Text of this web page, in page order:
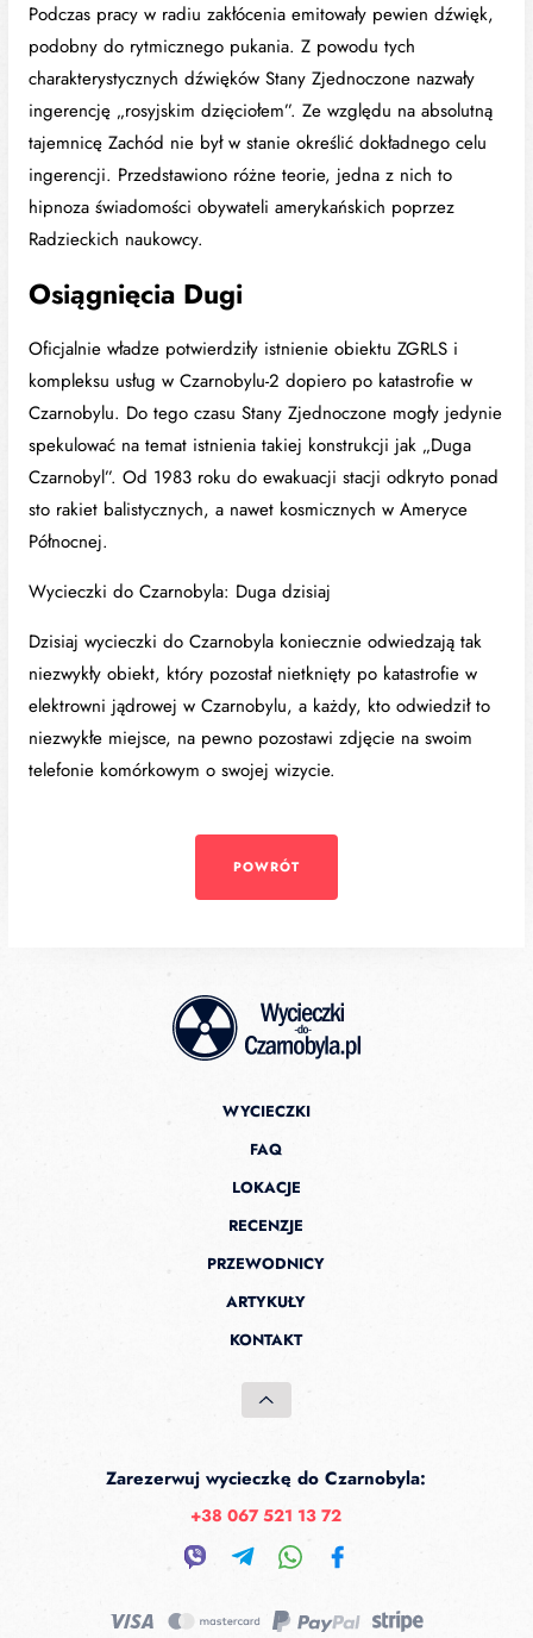
Podczas pracy w radiu zakłócenia emitowały pewien dźwięk,
podobny do rytmicznego pukania. Z powodu tych
charakterystycznych dźwięków Stany Zjednoczone nazwały
ingerencję „rosyjskim dzięciołem”. Ze względu na absolutną
tajemnicę Zachód nie był w stanie określić dokładnego celu
ingerencji. Przedstawiono różne teorie, jedna z nich to
hipnoza świadomości obywateli amerykańskich poprzez
Radzieckich naukowcy.
Osiągnięcia Dugi
Oficjalnie władze potwierdziły istnienie obiektu ZGRLS i
kompleksu usług w Czarnobylu-2 dopiero po katastrofie w
Czarnobylu. Do tego czasu Stany Zjednoczone mogły jedynie
spekulować na temat istnienia takiej konstrukcji jak „Duga
Czarnobyl”. Od 1983 roku do ewakuacji stacji odkryto ponad
sto rakiet balistycznych, a nawet kosmicznych w Ameryce
Północnej.
Wycieczki do Czarnobyla: Duga dzisiaj
Dzisiaj wycieczki do Czarnobyla koniecznie odwiedzają tak
niezwykły obiekt, który pozostał nietknięty po katastrofie w
elektrowni jądrowej w Czarnobylu, a każdy, kto odwiedził to
niezwykłe miejsce, na pewno pozostawi zdjęcie na swoim
telefonie komórkowym o swojej wizycie.
POWRÓT
WYCIECZKI
FAQ
LOKACJE
RECENZJE
PRZEWODNICY
ARTYKUŁY
KONTAKT
Zarezerwuj wycieczkę do Czarnobyla:
+38 067 521 13 72